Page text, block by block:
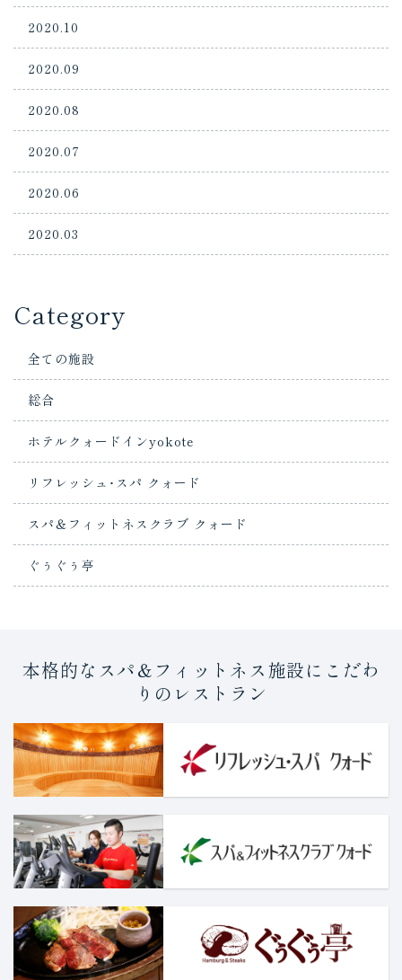
2020.10
2020.09
2020.08
2020.07
2020.06
2020.03
Category
全ての施設
総合
ホテルクォードインyokote
リフレッシュ･スパ クォード
スパ＆フィットネスクラブ クォード
ぐぅぐぅ亭
本格的なスパ＆フィットネス施設にこだわ
りのレストラン